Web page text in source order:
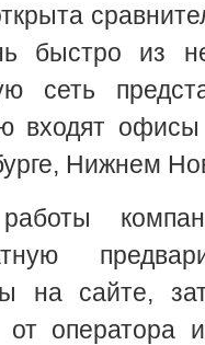
быстро из
сеть
входят
Нижнем
на сайте,
от оператора